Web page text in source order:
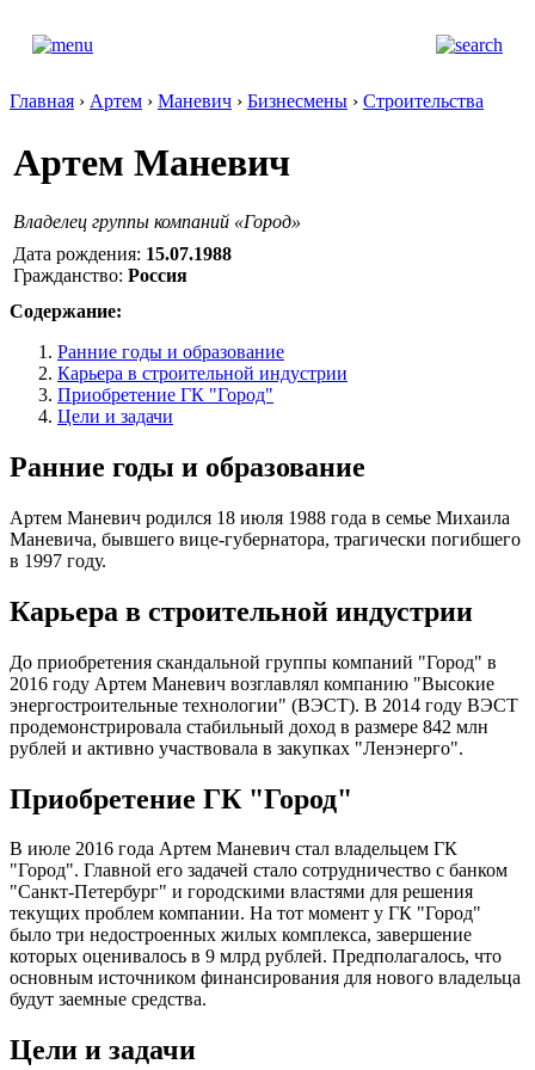
Главная › Артем › Маневич › Бизнесмены › Строительства
Артем Маневич
Владелец группы компаний «Город»
Дата рождения: 15.07.1988
Гражданство: Россия
Содержание:
Ранние годы и образование
Карьера в строительной индустрии
Приобретение ГК "Город"
Цели и задачи
Ранние годы и образование
Артем Маневич родился 18 июля 1988 года в семье Михаила
Маневича, бывшего вице-губернатора, трагически погибшего
в 1997 году.
Карьера в строительной индустрии
До приобретения скандальной группы компаний "Город" в
2016 году Артем Маневич возглавлял компанию "Высокие
энергостроительные технологии" (ВЭСТ). В 2014 году ВЭСТ
продемонстрировала стабильный доход в размере 842 млн
рублей и активно участвовала в закупках "Ленэнерго".
Приобретение ГК "Город"
В июле 2016 года Артем Маневич стал владельцем ГК
"Город". Главной его задачей стало сотрудничество с банком
"Санкт-Петербург" и городскими властями для решения
текущих проблем компании. На тот момент у ГК "Город"
было три недостроенных жилых комплекса, завершение
которых оценивалось в 9 млрд рублей. Предполагалось, что
основным источником финансирования для нового владельца
будут заемные средства.
Цели и задачи